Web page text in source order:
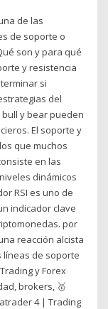
de las
de soporte o
son y para qué
y resistencia
si
del
y bear pueden
El soporte y
que muchos
en las
dinámicos
RSI es uno de
indicador clave
por
reacción alcista
líneas de soporte
y Forex
brokers, 🥇
4 | Trading